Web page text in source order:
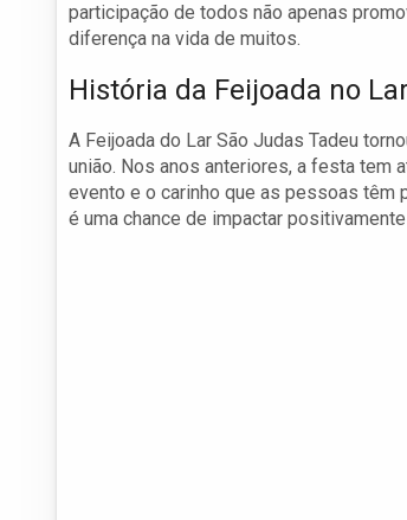
participação de todos não apenas
diferença na vida de muitos.
História da Feijoada no
A Feijoada do Lar São Judas Tadeu
união. Nos anos anteriores, a festa tem
evento e o carinho que as pessoas têm
é uma chance de impactar